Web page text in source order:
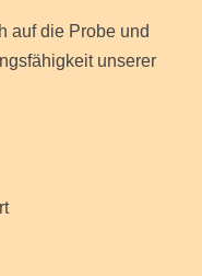
auf die Probe und
unserer